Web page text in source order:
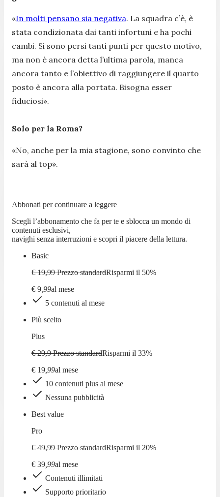
«In molti pensano sia negativa. La squadra c’è, è
stata condizionata dai tanti infortuni e ha pochi
cambi. Si sono persi tanti punti per questo motivo,
ma non è ancora detta l’ultima parola, manca
ancora tanto e l’obiettivo di raggiungere il quarto
posto è ancora alla portata. Bisogna esser
fiduciosi».
Solo per la Roma?
«No, anche per la mia stagione, sono convinto che
sarà al top».
Abbonati per continuare a leggere
Scegli l’abbonamento che fa per te e sblocca un mondo di
contenuti esclusivi,
navighi senza interruzioni e scopri il piacere della lettura.
Basic
€ 19,99 Prezzo standardRisparmi il 50%
€ 9 99al mese
5 contenuti al mese
Più scelto
Plus
€ 29,9 Prezzo standardRisparmi il 33%
€ 19 99al mese
10 contenuti plus al mese
Nessuna pubblicità
Best value
Pro
€ 49,99 Prezzo standardRisparmi il 20%
€ 39 99al mese
Contenuti illimitati
Supporto prioritario